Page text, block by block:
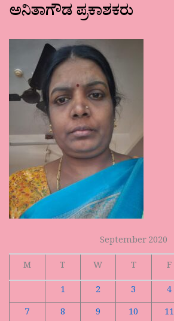
ಅನಿತಾಗೌಡ ಪ್ರಕಾಶಕರು
September 2020
M
T W T F
1
2 3 4
7
8 9 10 11